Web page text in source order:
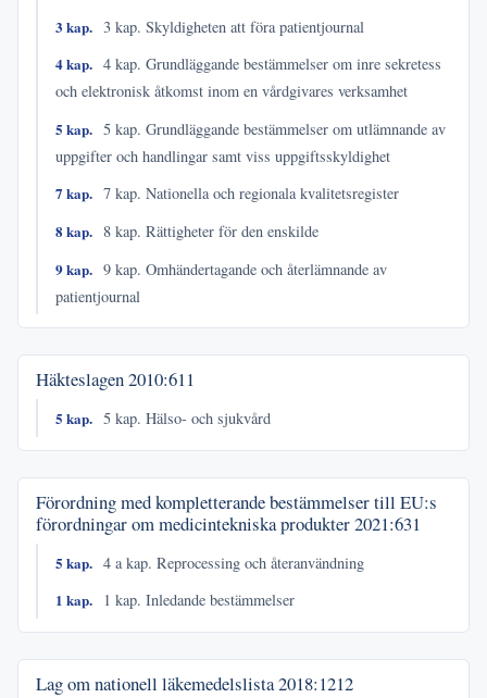
3 kap. 3 kap. Skyldigheten att föra patientjournal
4 kap. 4 kap. Grundläggande bestämmelser om inre sekretess
och elektronisk åtkomst inom en vårdgivares verksamhet
5 kap. 5 kap. Grundläggande bestämmelser om utlämnande av
uppgifter och handlingar samt viss uppgiftsskyldighet
7 kap. 7 kap. Nationella och regionala kvalitetsregister
8 kap. 8 kap. Rättigheter för den enskilde
9 kap. 9 kap. Omhändertagande och återlämnande av
patientjournal
Häkteslagen2010:611
5 kap. 5 kap. Hälso- och sjukvård
Förordning med kompletterande bestämmelser till EU:s
förordningar om medicintekniska produkter2021:631
5 kap. 4 a kap. Reprocessing och återanvändning
1 kap.
1 kap. Inledande bestämmelser
Lag om nationell läkemedelslista2018:1212